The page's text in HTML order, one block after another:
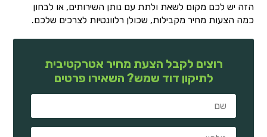
הזה יש לכם מקום לשאת ולתת עם נותן השירותים, או לבחון
כמה הצעות מחיר מקבילות, שכולן רלוונטיות לצרכים שלכם.
רוצים לקבל הצעת מחיר אטרקטיבית
לתיקון דוד שמש? השאירו פרטים